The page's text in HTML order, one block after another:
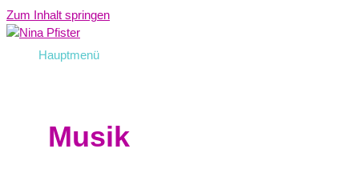
Zum Inhalt springen
Hauptmenü
Musik